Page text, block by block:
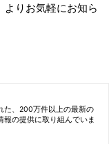
よりお気軽にお知ら
た、200万件以上の最新の
の提供に取り組んでいま